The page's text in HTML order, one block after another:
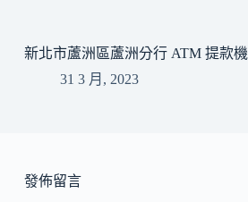
新北市蘆洲區蘆洲分行 ATM 提款機
31 3 月, 2023
發佈留言